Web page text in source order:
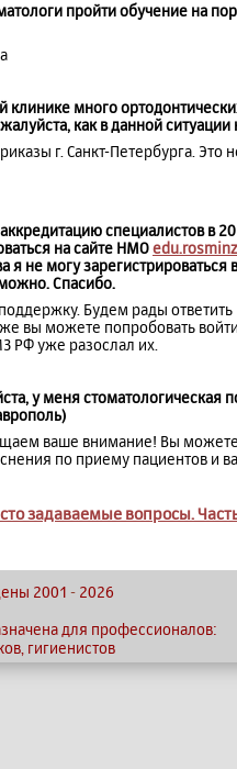
пройти обучение на
много
как в данной
г. Санкт-Петербурга.
специалистов в
на сайте НМО
я не могу
Спасибо.
Будем рады
вы можете попробовать
РФ уже разослал их.
у меня стоматологическая
ваше внимание! Вы
по приему пациентов и
задаваемые вопросы.
2001 - 2026
для профессионалов:
гигиенистов